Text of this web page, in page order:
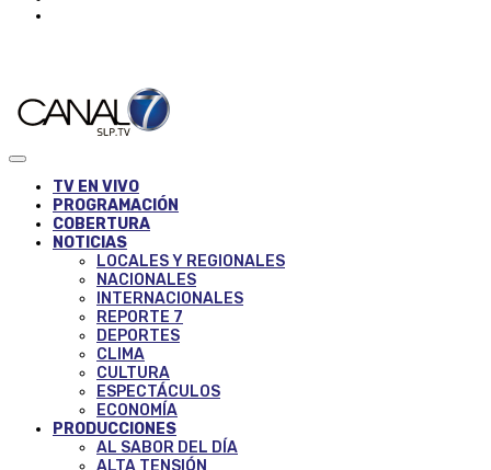
TV EN VIVO
PROGRAMACIÓN
COBERTURA
NOTICIAS
LOCALES Y REGIONALES
NACIONALES
INTERNACIONALES
REPORTE 7
DEPORTES
CLIMA
CULTURA
ESPECTÁCULOS
ECONOMÍA
PRODUCCIONES
AL SABOR DEL DÍA